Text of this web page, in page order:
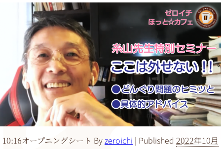
10:16オープニングシート Byzeroichi | Published 2022年10月